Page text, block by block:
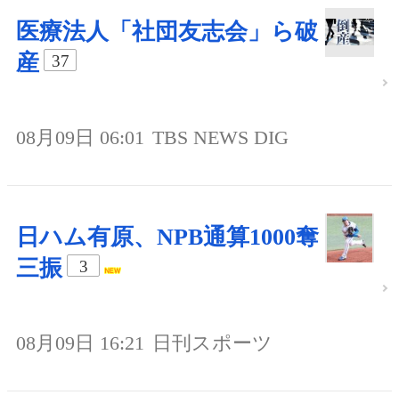
医療法人「社団友志会」ら破
産
37
08月09日 06:01 TBS NEWS DIG
日ハム有原、NPB通算1000奪
三振
3
08月09日 16:21 日刊スポーツ